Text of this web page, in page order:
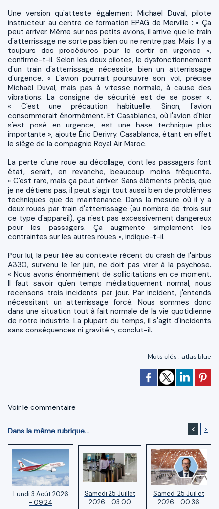
Une version qu'atteste également Michaël Duval, pilote
instructeur au centre de formation EPAG de Merville : « Ça
peut arriver. Même sur nos petits avions, il arrive que le train
d'atterrissage ne sorte pas bien ou ne rentre pas. Mais il y a
toujours des procédures pour le sortir en urgence »,
confirme-t-il. Selon les deux pilotes, le dysfonctionnement
d'un train d'atterrissage nécessite bien un atterrissage
d'urgence. « L'avion pourrait poursuivre son vol, précise
Michaël Duval, mais pas à vitesse normale, à cause des
vibrations. La consigne de sécurité est de se poser ».
« C'est une précaution habituelle. Sinon, l'avion
consommerait énormément. Et Casablanca, où l'avion d'hier
s'est posé en urgence, est une base technique plus
importante », ajoute Éric Derivry. Casablanca, étant en effet
le siège de la compagnie Royal Air Maroc.
La perte d'une roue au décollage, dont les passagers font
état, serait, en revanche, beaucoup moins fréquente.
« C'est rare, mais ça peut arriver. Sans éléments précis, que
je ne détiens pas, il peut s'agir tout aussi bien de problèmes
techniques que de maintenance. Dans la mesure où il y a
deux roues par train d'atterrissage (au nombre de trois sur
ce type d'appareil), ça n'est pas excessivement dangereux
pour les passagers. Ça augmente simplement les
contraintes sur les autres roues », indique-t-il.
Pour lui, la peur liée au contexte récent du crash de l'airbus
A330, survenu le 1er juin, ne doit pas virer à la psychose.
« Nous avons énormément de sollicitations en ce moment.
Il faut savoir qu'en temps médiatiquement normal, nous
recensons trois incidents par jour. Par incident, j'entends
nécessitant un atterrissage forcé. Nous sommes donc
dans une situation tout à fait normale de la vie quotidienne
de notre industrie. La plupart du temps, il s'agit d'incidents
sans conséquences ni gravité », conclut-il.
Mots clés : atlas blue
Voir le commentaire
Dans la même rubrique... < >
Lundi 3 Août 2026
- 09:24
Samedi 25 Juillet
2026 - 03:00
Samedi 25 Juillet
2026 - 00:36